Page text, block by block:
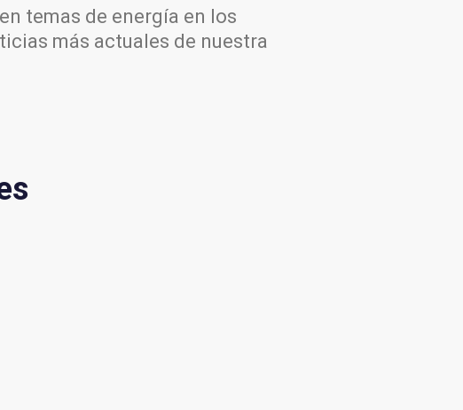
temas de energía en los
más actuales de nuestra